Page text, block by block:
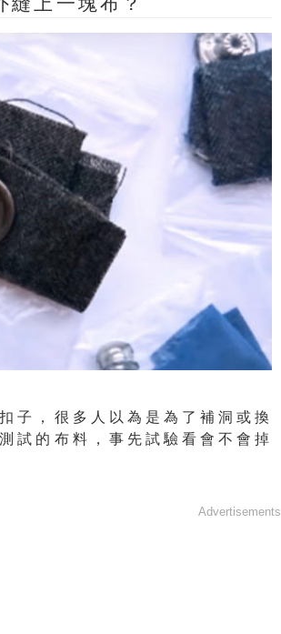
子，很多人以為是為了補洞或換
試的布料，事先試驗看會不會掉
Advertisements